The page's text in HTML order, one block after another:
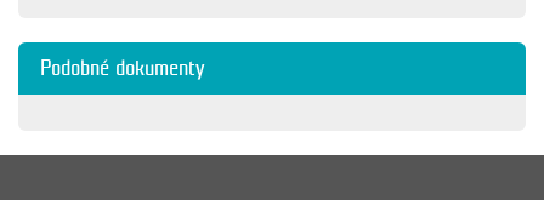
Podobné dokumenty